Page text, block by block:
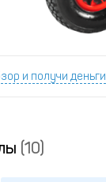
и получи деньги
(10)